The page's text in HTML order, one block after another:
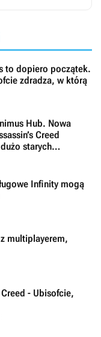
to dopiero początek.
zdradza, w którą
Hub. Nowa
Creed
starych
Infinity mogą
multiplayerem,
Creed - Ubisofcie,